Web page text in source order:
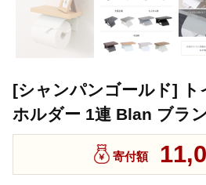
[シャンパンゴールド] ト
ホルダー 1連 Blan ブラ
寄付額